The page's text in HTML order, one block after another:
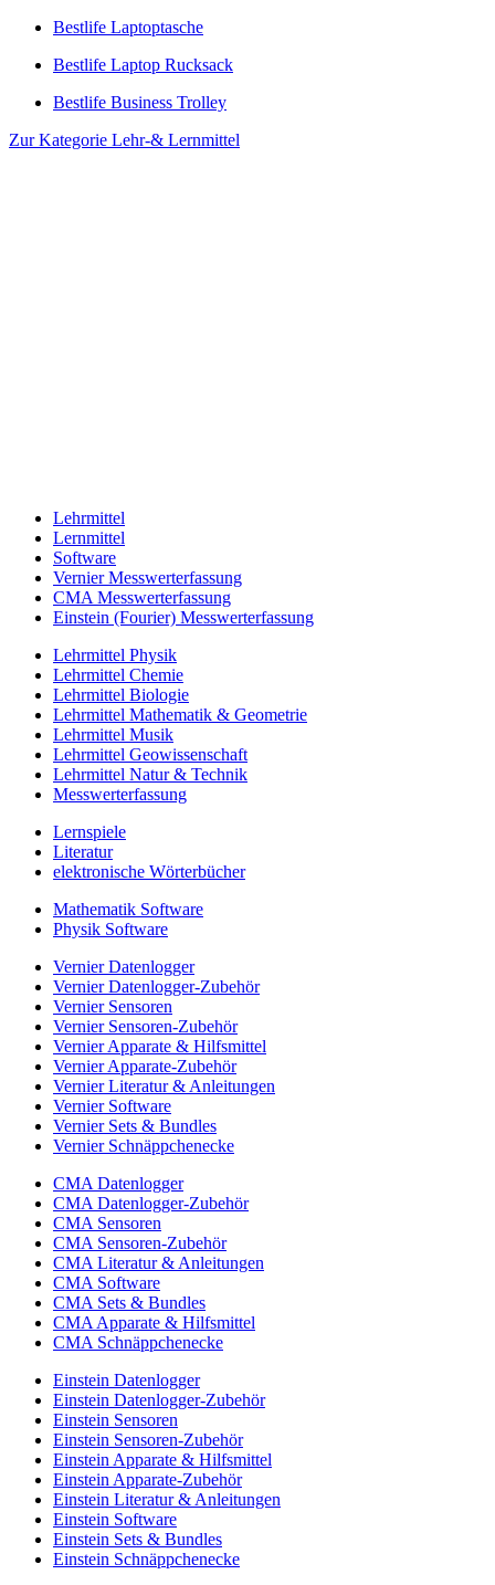
Bestlife Laptoptasche
Bestlife Laptop Rucksack
Bestlife Business Trolley
Zur Kategorie Lehr-& Lernmittel
Lehrmittel
Lernmittel
Software
Vernier Messwerterfassung
CMA Messwerterfassung
Einstein (Fourier) Messwerterfassung
Lehrmittel Physik
Lehrmittel Chemie
Lehrmittel Biologie
Lehrmittel Mathematik & Geometrie
Lehrmittel Musik
Lehrmittel Geowissenschaft
Lehrmittel Natur & Technik
Messwerterfassung
Lernspiele
Literatur
elektronische Wörterbücher
Mathematik Software
Physik Software
Vernier Datenlogger
Vernier Datenlogger-Zubehör
Vernier Sensoren
Vernier Sensoren-Zubehör
Vernier Apparate & Hilfsmittel
Vernier Apparate-Zubehör
Vernier Literatur & Anleitungen
Vernier Software
Vernier Sets & Bundles
Vernier Schnäppchenecke
CMA Datenlogger
CMA Datenlogger-Zubehör
CMA Sensoren
CMA Sensoren-Zubehör
CMA Literatur & Anleitungen
CMA Software
CMA Sets & Bundles
CMA Apparate & Hilfsmittel
CMA Schnäppchenecke
Einstein Datenlogger
Einstein Datenlogger-Zubehör
Einstein Sensoren
Einstein Sensoren-Zubehör
Einstein Apparate & Hilfsmittel
Einstein Apparate-Zubehör
Einstein Literatur & Anleitungen
Einstein Software
Einstein Sets & Bundles
Einstein Schnäppchenecke